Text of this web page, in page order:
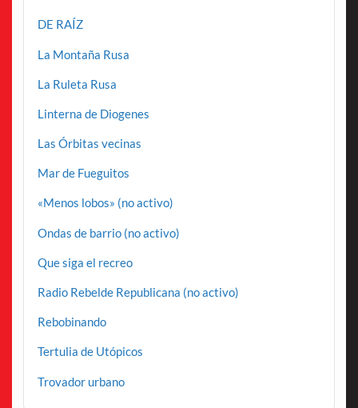
DE RAÍZ
La Montaña Rusa
La Ruleta Rusa
Linterna de Diogenes
Las Órbitas vecinas
Mar de Fueguitos
«Menos lobos» (no activo)
Ondas de barrio (no activo)
Que siga el recreo
Radio Rebelde Republicana (no activo)
Rebobinando
Tertulia de Utópicos
Trovador urbano